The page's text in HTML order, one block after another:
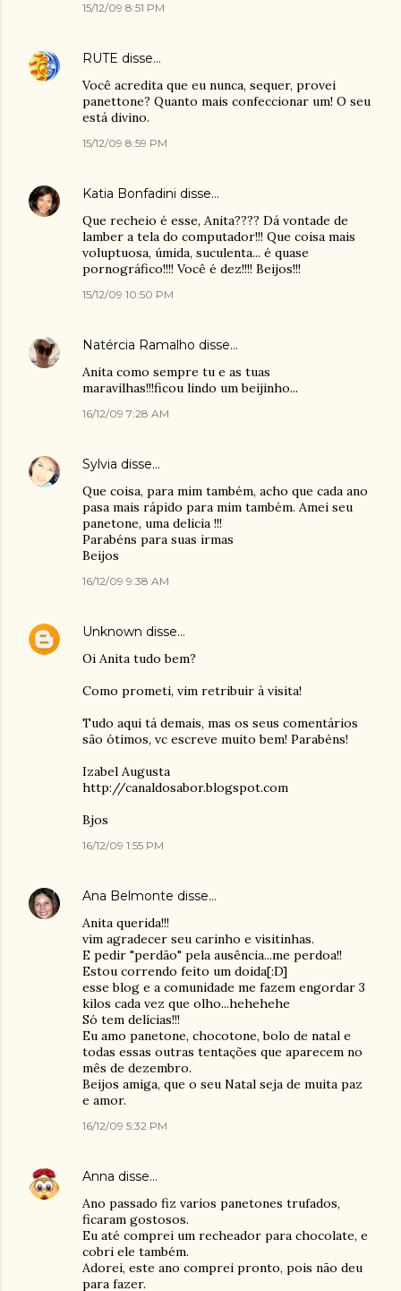
15/12/09 8:51 PM
RUTE disse…
Você acredita que eu nunca, sequer, provei
panettone? Quanto mais confeccionar um! O seu
está divino.
15/12/09 8:59 PM
Katia Bonfadini disse…
Que recheio é esse, Anita???? Dá vontade de
lamber a tela do computador!!! Que coisa mais
voluptuosa, úmida, suculenta... é quase
pornográfico!!!! Você é dez!!!! Beijos!!!
15/12/09 10:50 PM
Natércia Ramalho disse…
Anita como sempre tu e as tuas
maravilhas!!!ficou lindo um beijinho...
16/12/09 7:28 AM
Sylvia disse…
Que coisa, para mim também, acho que cada ano
pasa mais rápido para mim também. Amei seu
panetone, uma delicia !!!
Parabéns para suas irmas
Beijos
16/12/09 9:38 AM
Unknown disse…
Oi Anita tudo bem?
Como prometi, vim retribuir à visita!
Tudo aqui tá demais, mas os seus comentários
são ótimos, vc escreve muito bem! Parabéns!
Izabel Augusta
http://canaldosabor.blogspot.com
Bjos
16/12/09 1:55 PM
Ana Belmonte disse…
Anita querida!!!
vim agradecer seu carinho e visitinhas.
E pedir "perdão" pela ausência...me perdoa!!
Estou correndo feito um doida[:D]
esse blog e a comunidade me fazem engordar 3
kilos cada vez que olho...hehehehe
Só tem delícias!!!
Eu amo panetone, chocotone, bolo de natal e
todas essas outras tentações que aparecem no
mês de dezembro.
Beijos amiga, que o seu Natal seja de muita paz
e amor.
16/12/09 5:32 PM
Anna disse…
Ano passado fiz varíos panetones trufados,
ficaram gostosos.
Eu até comprei um recheador para chocolate, e
cobri ele também.
Adorei, este ano comprei pronto, pois não deu
para fazer.